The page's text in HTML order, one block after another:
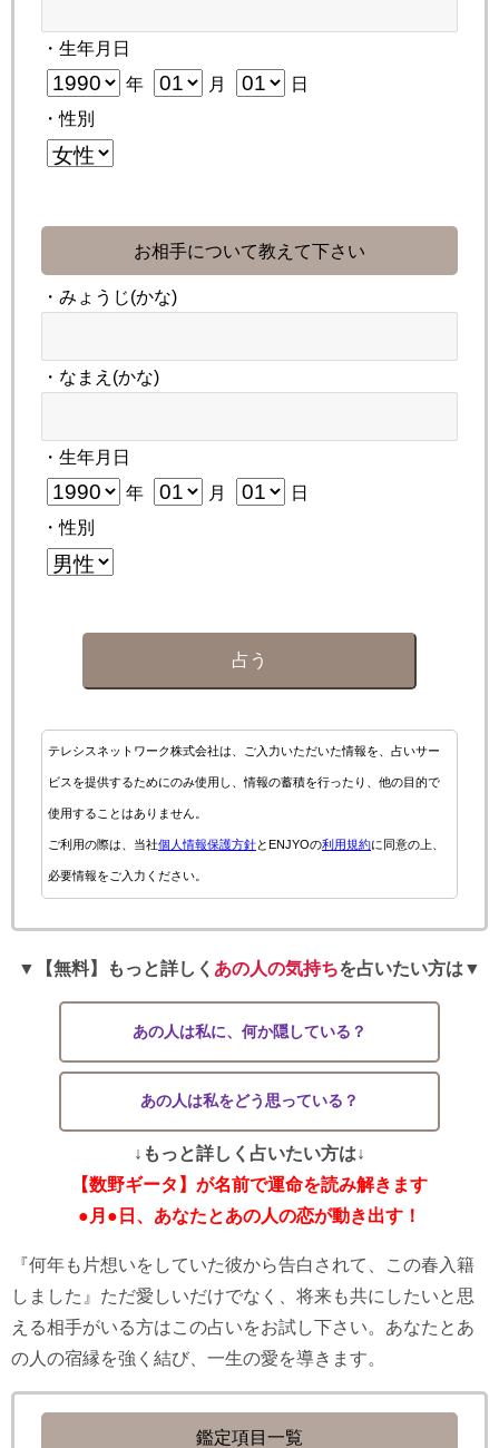
・生年月日
年 月
日
・性別
お相手について教えて下さい
・みょうじ(かな)
・なまえ(かな)
・生年月日
年 月
日
・性別
占う
テレシスネットワーク株式会社は、ご入力いただいた情報を、占いサー
ビスを提供するためにのみ使用し、情報の蓄積を行ったり、他の目的で
使用することはありません。
ご利用の際は、当社個人情報保護方針とENJYOの利用規約に同意の上、
必要情報をご入力ください。
▼【無料】もっと詳しく あの人の気持ちを占いたい方は▼
あの人は私に、何か隠している？
あの人は私をどう思っている？
↓もっと詳しく占いたい方は↓
【数野ギータ】が名前で運命を読み解きます
●月●日、あなたとあの人の恋が動き出す！
『何年も片想いをしていた彼から告白されて、この春入籍
しました』ただ愛しいだけでなく、将来も共にしたいと思
える相手がいる方はこの占いをお試し下さい。あなたとあ
の人の宿縁を強く結び、一生の愛を導きます。
鑑定項目一覧